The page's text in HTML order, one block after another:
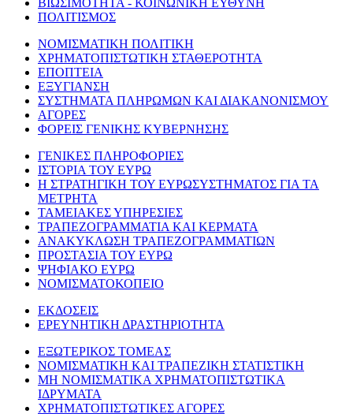
ΠΟΛΙΤΙΣΜΟΣ
ΝΟΜΙΣΜΑΤΙΚΗ ΠΟΛΙΤΙΚΗ
ΧΡΗΜΑΤΟΠΙΣΤΩΤΙΚΗ ΣΤΑΘΕΡΟΤΗΤΑ
ΕΠΟΠΤΕΙΑ
ΕΞΥΓΙΑΝΣΗ
ΣΥΣΤΗΜΑΤΑ ΠΛΗΡΩΜΩΝ ΚΑΙ ΔΙΑΚΑΝΟΝΙΣΜΟΥ
ΑΓΟΡΕΣ
ΦΟΡΕΙΣ ΓΕΝΙΚΗΣ ΚΥΒΕΡΝΗΣΗΣ
ΓΕΝΙΚΕΣ ΠΛΗΡΟΦΟΡΙΕΣ
ΙΣΤΟΡΙΑ ΤΟΥ ΕΥΡΩ
Η ΣΤΡΑΤΗΓΙΚΗ ΤΟΥ ΕΥΡΩΣΥΣΤΗΜΑΤΟΣ ΓΙΑ ΤΑ
ΜΕΤΡΗΤΑ
ΤΑΜΕΙΑΚΕΣ ΥΠΗΡΕΣΙΕΣ
ΤΡΑΠΕΖΟΓΡΑΜΜΑΤΙΑ ΚΑΙ ΚΕΡΜΑΤΑ
ΑΝΑΚΥΚΛΩΣΗ ΤΡΑΠΕΖΟΓΡΑΜΜΑΤΙΩΝ
ΠΡΟΣΤΑΣΙΑ ΤΟΥ ΕΥΡΩ
ΨΗΦΙΑΚΟ ΕΥΡΩ
ΝΟΜΙΣΜΑΤΟΚΟΠΕΙΟ
ΕΚΔΟΣΕΙΣ
ΕΡΕΥΝΗΤΙΚΗ ΔΡΑΣΤΗΡΙΟΤΗΤΑ
ΕΞΩΤΕΡΙΚΟΣ ΤΟΜΕΑΣ
ΝΟΜΙΣΜΑΤΙΚΗ ΚΑΙ ΤΡΑΠΕΖΙΚΗ ΣΤΑΤΙΣΤΙΚΗ
ΜΗ ΝΟΜΙΣΜΑΤΙΚΑ ΧΡΗΜΑΤΟΠΙΣΤΩΤΙΚΑ
ΙΔΡΥΜΑΤΑ
ΧΡΗΜΑΤΟΠΙΣΤΩΤΙΚΕΣ ΑΓΟΡΕΣ